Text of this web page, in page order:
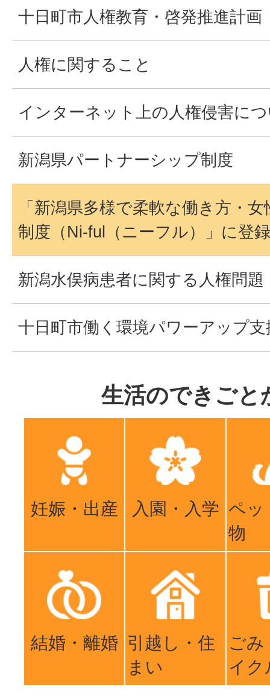
十日町市人権教育・啓発推進計画
人権に関すること
インターネット上の人権侵害に
新潟県パートナーシップ制度
「新潟県多様で柔軟な働き方・
制度（Ni-ful（ニーフル）」に登
新潟水俣病患者に関する人権問題
十日町市働く環境パワーアップ支
生活のできごと
妊娠・出産 入園・入学 ペッ
物
結婚・離婚 引越し・住
まい
ごみ
イク